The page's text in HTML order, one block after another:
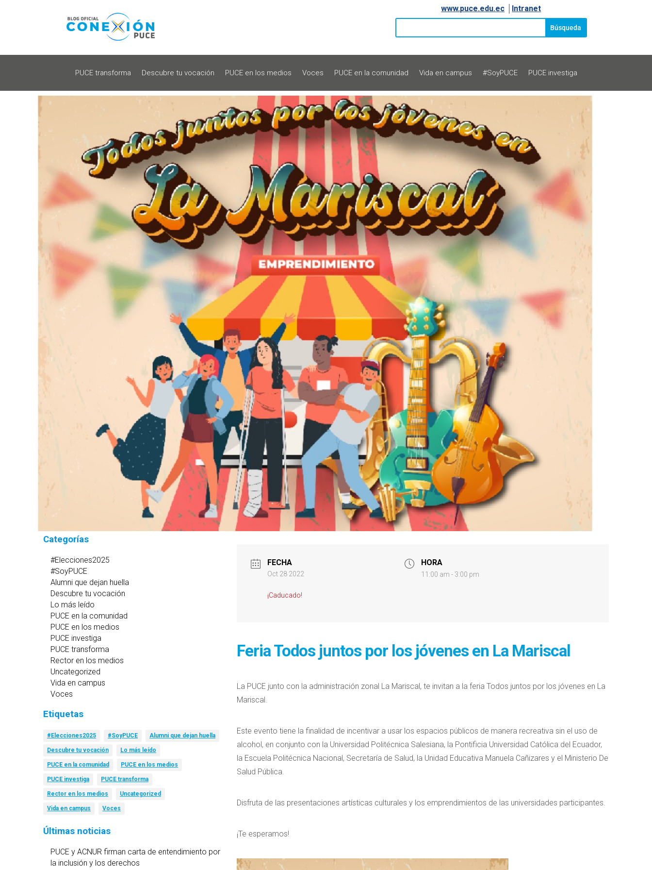
www.puce.edu.ec Intranet
PUCE transforma Descubre tu vocación PUCE en los medios Voces PUCE en la comunidad Vida en campus #SoyPUCE PUCE investiga
Categorías
#Elecciones2025
#SoyPUCE
Alumni que dejan huella
Descubre tu vocación
Lo más leído
PUCE en la comunidad
PUCE en los medios
PUCE investiga
PUCE transforma
Rector en los medios
Uncategorized
Vida en campus
Voces
Etiquetas
#Elecciones2025 #SoyPUCE Alumni que dejan huella
Descubre tu vocación Lo más leído
PUCE en la comunidad PUCE en los medios
PUCE investiga PUCE transforma
Rector en los medios Uncategorized
Vida en campus Voces
Últimas noticias
PUCE y ACNUR firman carta de entendimiento por
la inclusión y los derechos
FECHA
Oct 28 2022
¡Caducado!
HORA
11:00 am - 3:00 pm
Feria Todos juntos por los jóvenes en La Mariscal
La PUCE junto con la administración zonal La Mariscal, te invitan a la feria Todos juntos por los jóvenes en La
Mariscal.
Este evento tiene la finalidad de incentivar a usar los espacios públicos de manera recreativa sin el uso de
alcohol, en conjunto con la Universidad Politécnica Salesiana, la Pontificia Universidad Católica del Ecuador,
la Escuela Politécnica Nacional, Secretaría de Salud, la Unidad Educativa Manuela Cañizares y el Ministerio De
Salud Pública.
Disfruta de las presentaciones artísticas culturales y los emprendimientos de las universidades participantes.
¡Te esperamos!